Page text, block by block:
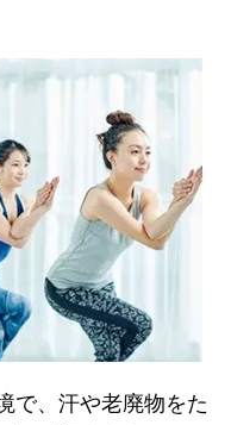
で、汗や老廃物をた